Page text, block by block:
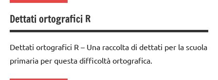
dettati/difficoltà
ortografiche
LINGUAGGIO
TUTTI GLI
ARGOMENTI
dettati/difficoltà
ortografiche
LINGUAGGIO
TUTTI GLI
classe
1a
classe
2a
Dettati ortografici R
Dettati ortografici R – Una raccolta di dettati per la scuola
primaria per questa difficoltà ortografica.